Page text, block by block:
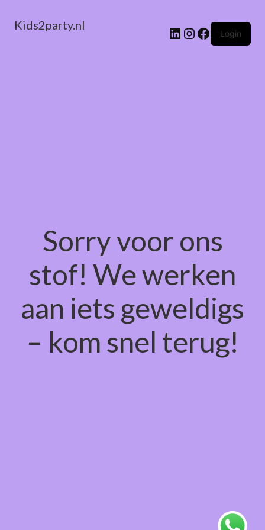
Kids2party.nl LinkedIn
Instagram
Facebook
Login
Sorry voor ons
stof! We werken
aan iets geweldigs
– kom snel terug!